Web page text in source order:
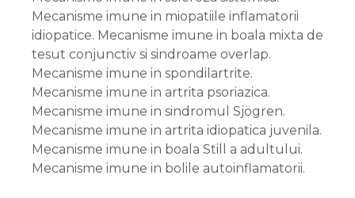
Mecanisme imune in miopatiile inflamatorii
idiopatice. Mecanisme imune in boala mixta de
tesut conjunctiv si sindroame overlap.
Mecanisme imune in spondilartrite.
Mecanisme imune in artrita psoriazica.
Mecanisme imune in sindromul Sjögren.
Mecanisme imune in artrita idiopatica juvenila.
Mecanisme imune in boala Still a adultului.
Mecanisme imune in bolile autoinflamatorii.